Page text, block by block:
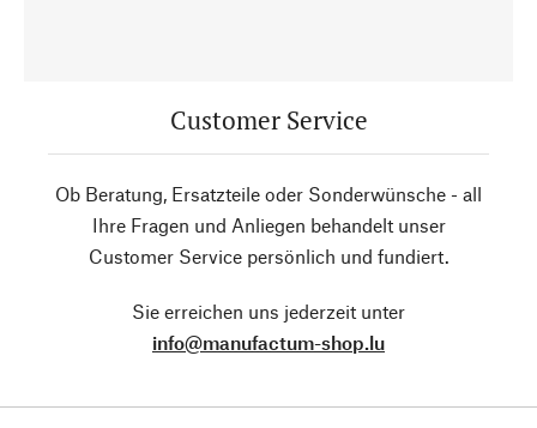
Customer Service
Ob Beratung, Ersatzteile oder Sonderwünsche - all
Ihre Fragen und Anliegen behandelt unser
Customer Service persönlich und fundiert.
Sie erreichen uns jederzeit unter
info@manufactum-shop.lu